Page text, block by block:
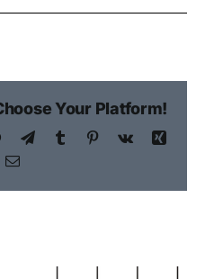
Your Platform!
WhatsApp
TelegramTumblr Pinterest
Vk
Xing
Email